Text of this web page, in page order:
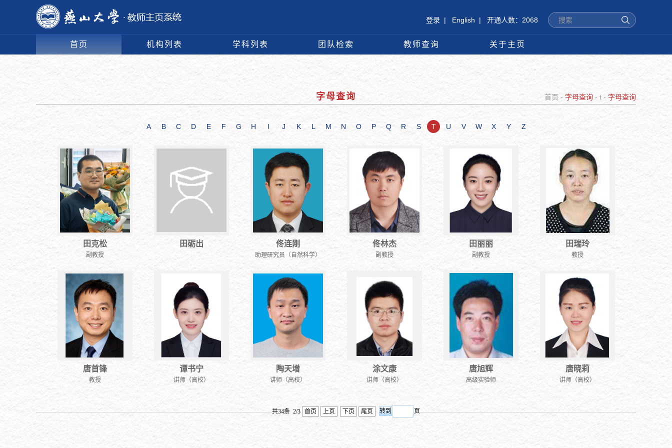
登录 | English | 开通人数：2068
首页 机构列表 学科列表 团队检索 教师查询 关于主页
字母查询 首页 - 字母查询 - t -字母查询
A B C D E F G H I J K L M N O P Q R S T U V W X Y Z
田克松
副教授
田砺出 佟连刚
助理研究员（自然科学）
佟林杰
副教授
田丽丽
副教授
田瑞玲
教授
唐首锋
教授
谭书宁
讲师（高校）
陶天增
讲师（高校）
涂文康
讲师（高校）
唐旭辉
高级实验师
唐晓莉
讲师（高校）
共34条 2/3 首页 上页 下页 尾页 页